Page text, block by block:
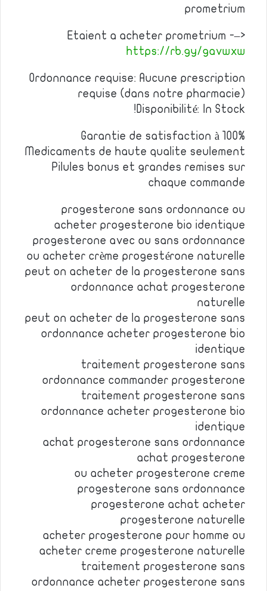
prometrium
Etaient a acheter prometrium -–>
https://rb.gy/gavwxw
Ordonnance requise: Aucune prescription
requise (dans notre pharmacie)
Disponibilité: In Stock!
Garantie de satisfaction à 100%
Medicaments de haute qualite seulement
Pilules bonus et grandes remises sur
chaque commande
progesterone sans ordonnance ou
acheter progesterone bio identique
progesterone avec ou sans ordonnance
ou acheter crème progestérone naturelle
peut on acheter de la progesterone sans
ordonnance achat progesterone
naturelle
peut on acheter de la progesterone sans
ordonnance acheter progesterone bio
identique
traitement progesterone sans
ordonnance commander progesterone
traitement progesterone sans
ordonnance acheter progesterone bio
identique
achat progesterone sans ordonnance
achat progesterone
ou acheter progesterone creme
progesterone sans ordonnance
progesterone achat acheter
progesterone naturelle
acheter progesterone pour homme ou
acheter creme progesterone naturelle
traitement progesterone sans
ordonnance acheter progesterone sans